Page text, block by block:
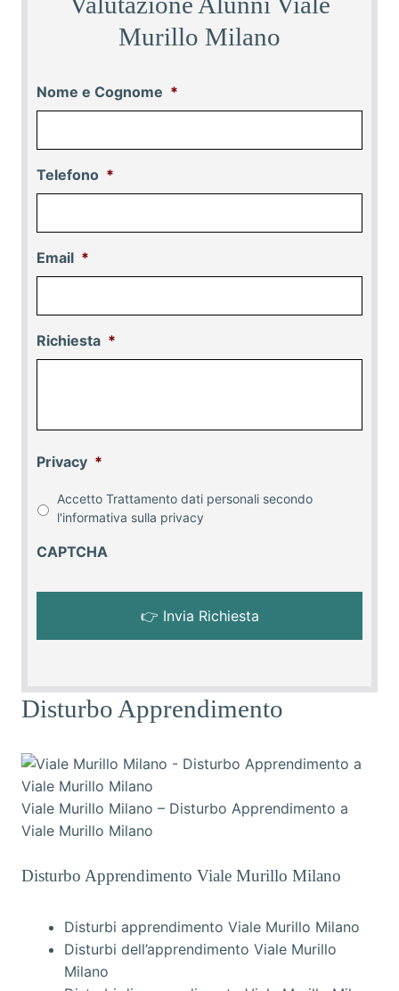
Murillo Milano
Nome e Cognome *
Telefono *
Email *
Richiesta *
Privacy *
Accetto Trattamento dati personali secondo
l'informativa sulla privacy
CAPTCHA
Disturbo Apprendimento
Viale Murillo Milano – Disturbo Apprendimento a
Viale Murillo Milano
Disturbo Apprendimento Viale Murillo Milano
Disturbi apprendimento Viale Murillo Milano
Disturbi dell’apprendimento Viale Murillo
Milano